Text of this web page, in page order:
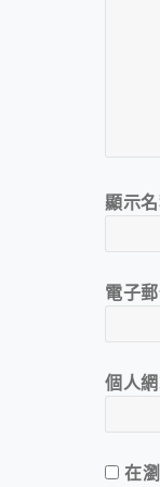
顯示
電子
個人
在